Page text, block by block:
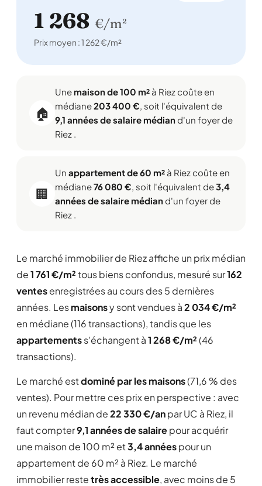
1 268 €/m²
Prix moyen : 1 262 €/m²
🏠
Une maison de 100 m² à Riez coûte en
médiane203 400 €, soit l'équivalent de
9,1 années de salaire médiand'un foyer de
Riez .
🏢
Un appartement de 60 m² à Riez coûte en
médiane76 080 €, soit l'équivalent de3,4
années de salaire médiand'un foyer de
Riez .
Le marché immobilier de Riez affiche un prix médian
de1 761 €/m²tous biens confondus, mesuré sur162
ventesenregistrées au cours des 5 dernières
années. Lesmaisonsy sont vendues à2 034 €/m²
en médiane (116 transactions), tandis que les
appartementss'échangent à1 268 €/m²(46
transactions).
Le marché estdominé par les maisons(71,6 % des
ventes). Pour mettre ces prix en perspective : avec
un revenu médian de22 330 €/anpar UC à Riez, il
faut compter9,1 années de salairepour acquérir
une maison de 100 m² et3,4 annéespour un
appartement de 60 m² à Riez. Le marché
immobilier restetrès accessible, avec moins de 5